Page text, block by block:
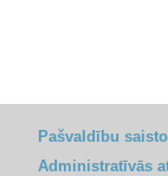
Pašvaldību
Administratīvās